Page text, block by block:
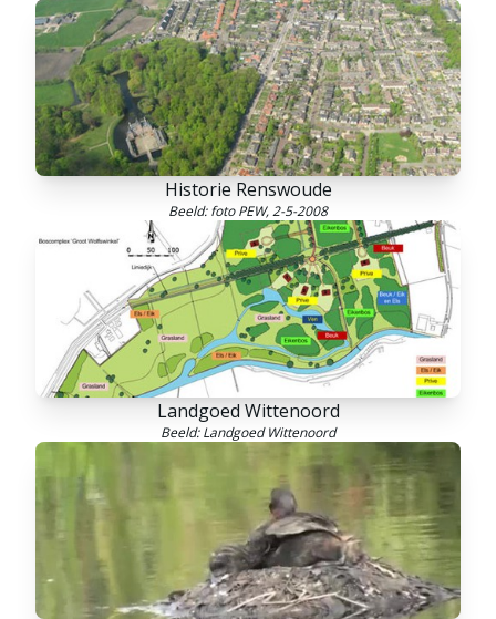
Historie Renswoude
Beeld: foto PEW, 2-5-2008
Landgoed Wittenoord
Beeld: Landgoed Wittenoord